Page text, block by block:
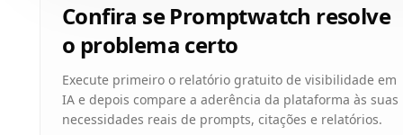
Confira se Promptwatch resolve
o problema certo
Execute primeiro o relatório gratuito de visibilidade em
IA e depois compare a aderência da plataforma às suas
necessidades reais de prompts, citações e relatórios.